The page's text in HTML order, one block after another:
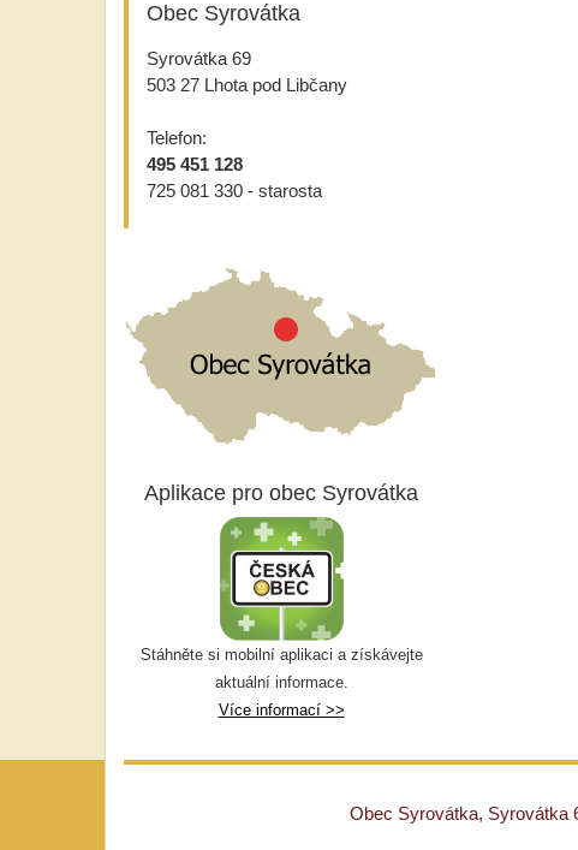
Obec Syrovátka
Syrovátka 69
503 27 Lhota pod Libčany
Telefon:
495 451 128
725 081 330 - starosta
Aplikace pro obec Syrovátka
Stáhněte si mobilní aplikaci a získávejte
aktuální informace.
Více informací >>
Obec Syrovátka, Syrovátka